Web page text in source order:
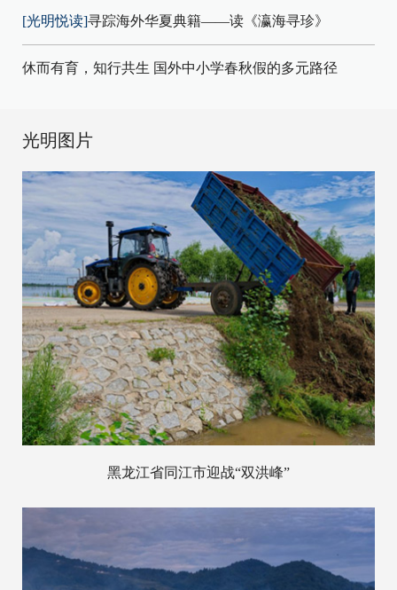
[光明悦读]寻踪海外华夏典籍——读《瀛海寻珍》
休而有育，知行共生 国外中小学春秋假的多元路径
光明图片
黑龙江省同江市迎战“双洪峰”